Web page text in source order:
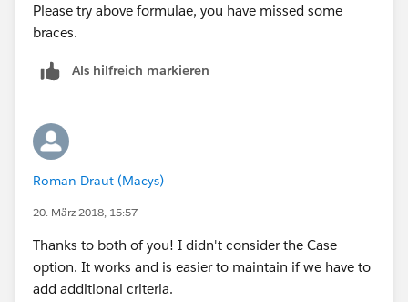
Please try above formulae, you have missed some
braces.
Als hilfreich markieren
Roman Draut (Macys)
20. März 2018, 15:57
Thanks to both of you! I didn't consider the Case
option. It works and is easier to maintain if we have to
add additional criteria.